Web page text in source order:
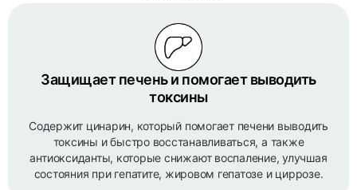
Защищает печень и помогает выводить
токсины
Содержит цинарин, который помогает печени выводить
токсины и быстро восстанавливаться, а также
антиоксиданты, которые снижают воспаление, улучшая
состояния при гепатите, жировом гепатозе и циррозе.